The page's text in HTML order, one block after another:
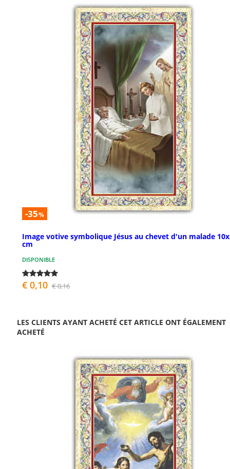
-35%
Image votive symbolique Jésus au chevet d'un malade
cm
DISPONIBLE
€ 0,10 € 0,16
LES CLIENTS AYANT ACHETÉ CET ARTICLE ONT ÉGALEMENT
ACHETÉ